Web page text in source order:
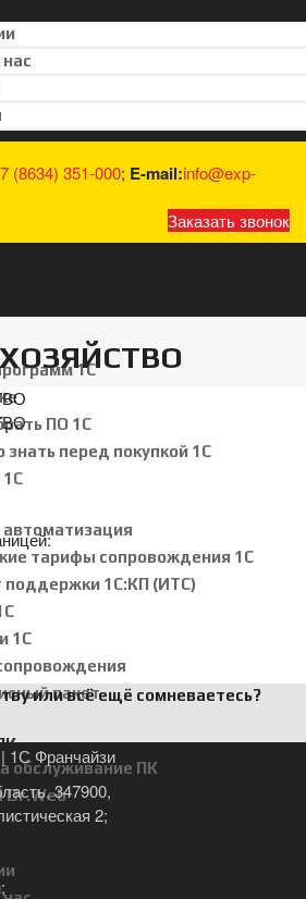
(8634) 351-000; E-mail:info@exp-
Заказать звонок
1С
ПО 1С
знать перед покупкой 1С
1С
тарифы сопровождения 1С
поддержки 1С:КП (ИТС)
1С
пакет
обслуживание ПК
Dr.Web
или всё ещё сомневаетесь?
347900,
2;
;